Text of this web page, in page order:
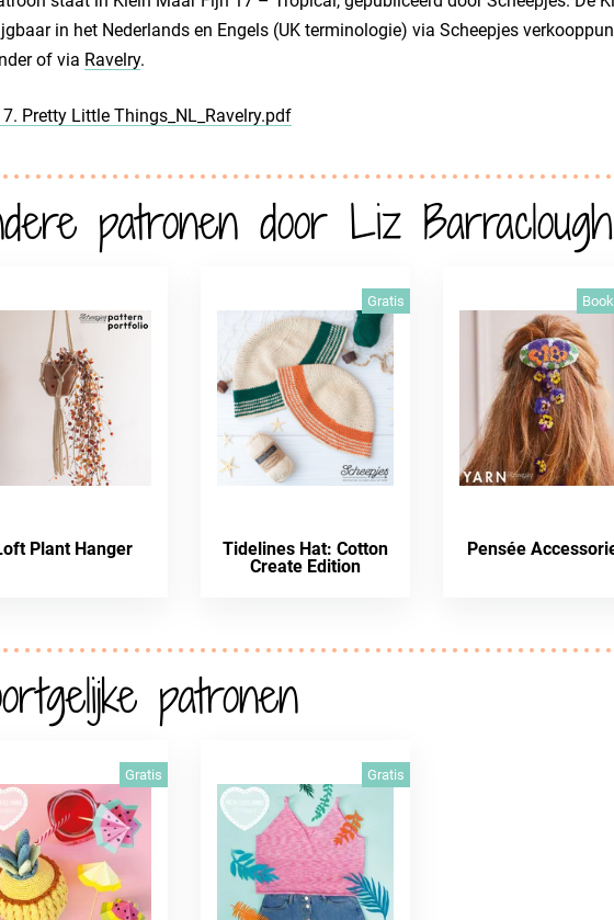
in het Nederlands en Engels (UK terminologie) via Scheepjes
of via Ravelry.
Pretty Little Things_NL_Ravelry.pdf
patronen door Liz Barraclough
Plant Hanger
Gratis
Tidelines Hat: Cotton
Create Edition
Pensée
patronen
Gratis Gratis